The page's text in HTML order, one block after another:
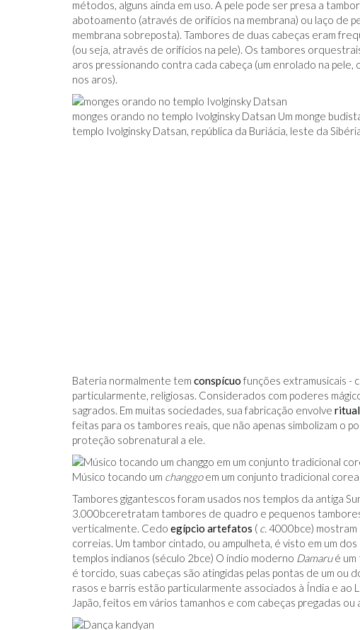
métodos, alguns ainda em uso. A pele pode ser presa a
abotoamento (através de orifícios na membrana) ou laço de
membrana sobreposta). Tambores de duas cabeças eram
(ou seja, através de orifícios na pele). Os tambores
aros pressionando contra cada cabeça (um enrolado na
nos aros).
monges orando no templo Ivolginsky Datsan Um monge
templo Ivolginsky Datsan, república da Buriácia, leste da
Bateria normalmente tem conspícuo funções extramusicais -
particularmente, religiosas. Considerados com poderes
sagrados. Em muitas sociedades, sua fabricação envolve ritual
feitas para os tambores reais, que não apenas simbolizam o
proteção sobrenatural a ele.
Músico tocando um changgoem um conjunto tradicional
Tambores gigantescos foram usados ​​nos templos da antiga
3.000bceretratam tambores de quadro e pequenos
verticalmente. Cedo egípcio artefatos ( c. 4000bce)
correias. Um tambor cintado, ou ampulheta, é visto em um
templos indianos (século 2bce) O índio moderno Damarué um
é torcido, suas cabeças são atingidas pelas pontas de um ou
rasos e barris estão particularmente associados à Índia e ao
Japão, feitos em vários tamanhos e com cabeças pregadas ou